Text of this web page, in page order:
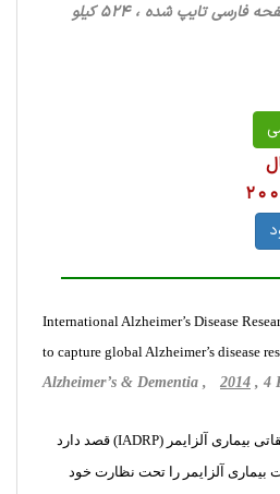
، روانشناسی ‌بالینی، 36 صفحه فارسی تایپ شده ، 524 کیلو
International Alzheimer’s Disease
to capture global Alzheimer’s disease
Alzheimer’s & Dementia , 2014 , 4
وزارت بین‌المللی مراکز تحقیقاتی بیماری آلزایمر (IADRP) قصد دارد
بیماری آلزایمر را تحت نظارت خود